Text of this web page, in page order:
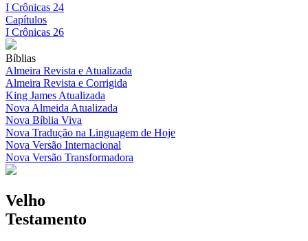
I Crônicas 24
Capítulos
I Crônicas 26
Bíblias
Almeira Revista e Atualizada
Almeira Revista e Corrigida
King James Atualizada
Nova Almeida Atualizada
Nova Bíblia Viva
Nova Tradução na Linguagem de Hoje
Nova Versão Internacional
Nova Versão Transformadora
Velho
Testamento